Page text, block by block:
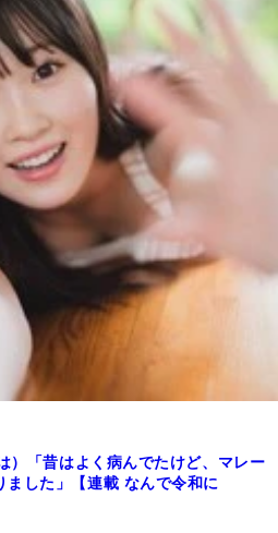
）「昔はよく病んでたけど、マレー
ました」【連載 なんで令和に